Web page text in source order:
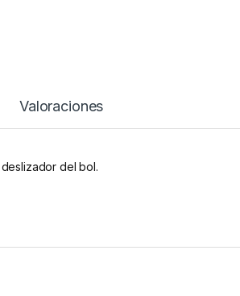
Valoraciones
del bol.